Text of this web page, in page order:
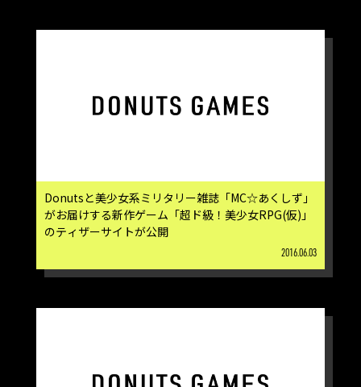
Donutsと美少女系ミリタリー雑誌「MC☆あくしず」
がお届けする新作ゲーム「超ド級！美少女RPG(仮)」
のティザーサイトが公開
2016.06.03